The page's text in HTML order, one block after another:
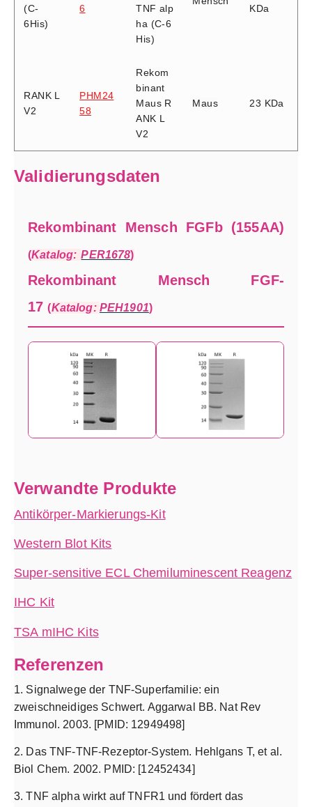
(C-
6His)
6
TNF alp
ha (C-6
His)
KDa
RANK L
V2
PHM24
58
Rekom
binant
Maus R
ANK L
V2
Maus 23 KDa
Validierungsdaten
Rekombinant Mensch FGFb (155AA)
(Katalog:PER1678)
Rekombinant Mensch FGF-
17 (Katalog: PEH1901)
Verwandte Produkte
Antikörper-Markierungs-Kit
Western Blot Kits
Super-sensitive ECL Chemiluminescent Reagenz
IHC Kit
TSA mIHC Kits
Referenzen
1. Signalwege der TNF-Superfamilie: ein
zweischneidiges Schwert. Aggarwal BB. Nat Rev
Immunol. 2003. [PMID: 12949498]
2. Das TNF-TNF-Rezeptor-System. Hehlgans T, et al.
Biol Chem. 2002. PMID: [12452434]
3. TNF alpha wirkt auf TNFR1 und fördert das